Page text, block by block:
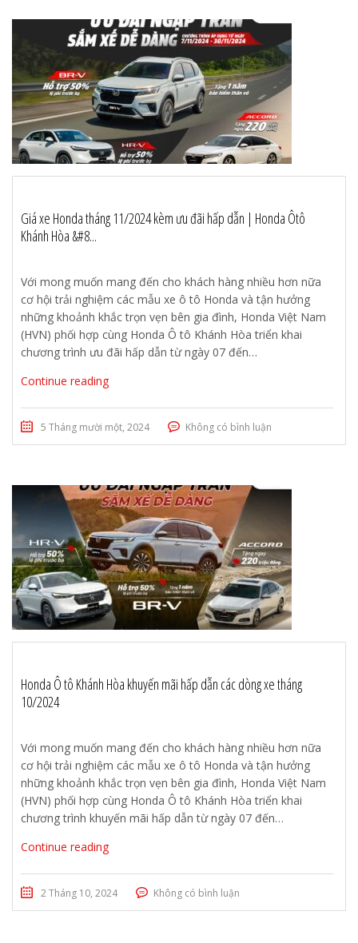
Giá xe Honda tháng 11/2024 kèm ưu đãi hấp dẫn | Honda Ôtô
Khánh Hòa &#8...
Với mong muốn mang đến cho khách hàng nhiều hơn nữa
cơ hội trải nghiệm các mẫu xe ô tô Honda và tận hưởng
những khoảnh khắc trọn vẹn bên gia đình, Honda Việt Nam
(HVN) phối hợp cùng Honda Ô tô Khánh Hòa triển khai
chương trình ưu đãi hấp dẫn từ ngày 07 đến…
Continue reading
5 Tháng mười một, 2024 Không có bình luận
Honda Ô tô Khánh Hòa khuyến mãi hấp dẫn các dòng xe tháng
10/2024
Với mong muốn mang đến cho khách hàng nhiều hơn nữa
cơ hội trải nghiệm các mẫu xe ô tô Honda và tận hưởng
những khoảnh khắc trọn vẹn bên gia đình, Honda Việt Nam
(HVN) phối hợp cùng Honda Ô tô Khánh Hòa triển khai
chương trình khuyến mãi hấp dẫn từ ngày 07 đến…
Continue reading
2 Tháng 10, 2024 Không có bình luận